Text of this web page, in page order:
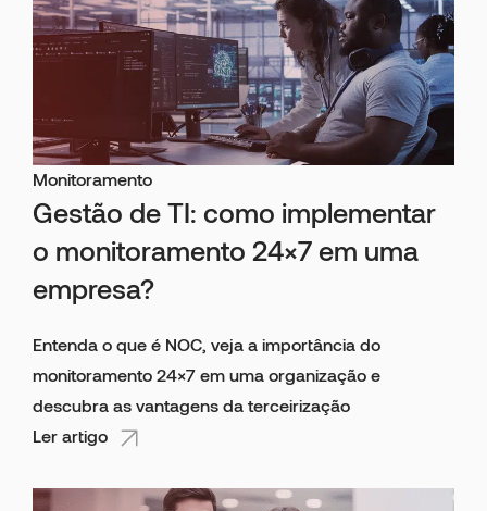
Monitoramento
Gestão de TI: como implementar
o monitoramento 24×7 em uma
empresa?
Entenda o que é NOC, veja a importância do
monitoramento 24×7 em uma organização e
descubra as vantagens da terceirização
Ler artigo